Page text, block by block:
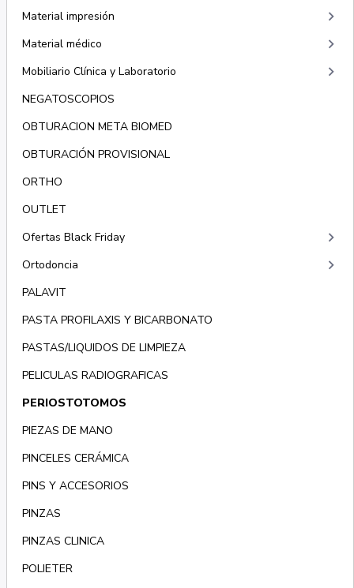
Material impresión keyboard_arrow_right
Material médico keyboard_arrow_right
Mobiliario Clínica y Laboratorio keyboard_arrow_right
NEGATOSCOPIOS
OBTURACION META BIOMED
OBTURACIÓN PROVISIONAL
ORTHO
OUTLET
Ofertas Black Friday
keyboard_arrow_right
Ortodoncia keyboard_arrow_right
PALAVIT
PASTA PROFILAXIS Y BICARBONATO
PASTAS/LIQUIDOS DE LIMPIEZA
PELICULAS RADIOGRAFICAS
PERIOSTOTOMOS
PIEZAS DE MANO
PINCELES CERÁMICA
PINS Y ACCESORIOS
PINZAS
PINZAS CLINICA
POLIETER